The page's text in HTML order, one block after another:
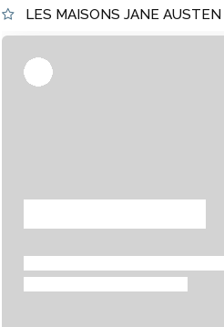
LES MAISONS JANE AUSTEN